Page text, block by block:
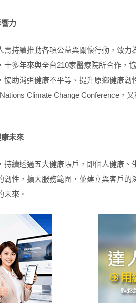
力
壽持續推動各項公益與關懷行動，致力
十多年來與全台210家醫療院所合作，
協助消弭健康不平等、提升原鄉健康韌
Climate Change Conference，
未來
持續透過五大健康帳戶，即個人健康、
韌性，擴大服務範圍，並建立與客戶的
未來。